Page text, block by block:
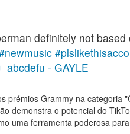
definitely not based
abcdefu - GAYLE
prémios Grammy na categoria
demonstra o potencial do
uma ferramenta poderosa